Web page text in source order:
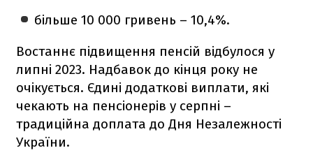
більше 10 000 гривень – 10,4%.
Востаннє підвищення пенсій відбулося у
липні 2023. Надбавок до кінця року не
очікується. Єдині додаткові виплати, які
чекають на пенсіонерів у серпні –
традиційна доплата до Дня Незалежності
України.